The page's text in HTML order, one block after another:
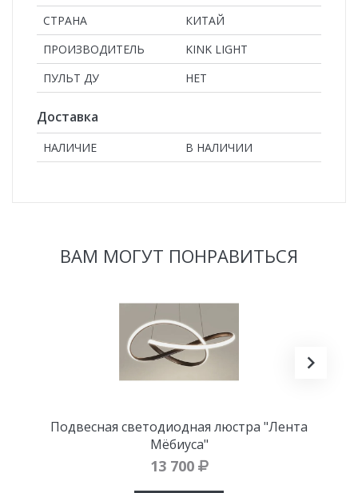
СТРАНА
КИТАЙ
ПРОИЗВОДИТЕЛЬ
KINK LIGHT
ПУЛЬТ ДУ
НЕТ
Доставка
НАЛИЧИЕ В НАЛИЧИИ
ВАМ МОГУТ ПОНРАВИТЬСЯ
Подвесная светодиодная люстра "Лента
Мёбиуса"
13 700